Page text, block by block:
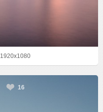
1920x1080
16